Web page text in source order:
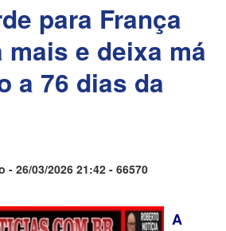
para França
mais e deixa má
a 76 dias da
- 26/03/2026 21:42 - 66570
A